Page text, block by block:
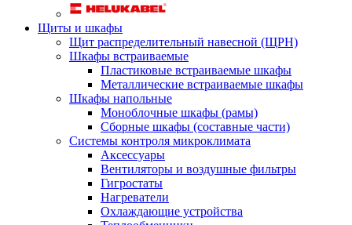
Щиты и шкафы
Щит распределительный навесной (ЩРН)
Шкафы встраиваемые
Пластиковые встраиваемые шкафы
Металлические встраиваемые шкафы
Шкафы напольные
Моноблочные шкафы (рамы)
Сборные шкафы (составные части)
Системы контроля микроклимата
Аксессуары
Вентиляторы и воздушные фильтры
Гигростаты
Нагреватели
Охлаждающие устройства